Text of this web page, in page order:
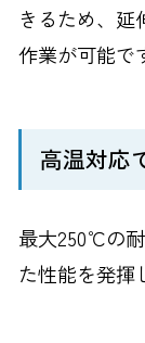
きるため、延
作業が可能で
高温対応
最大250℃の
た性能を発揮